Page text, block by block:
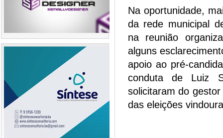
Na oportunidade,
da rede municipal
na reunião
alguns
apoio ao pré-
conduta de Luiz
solicitaram do
das eleições